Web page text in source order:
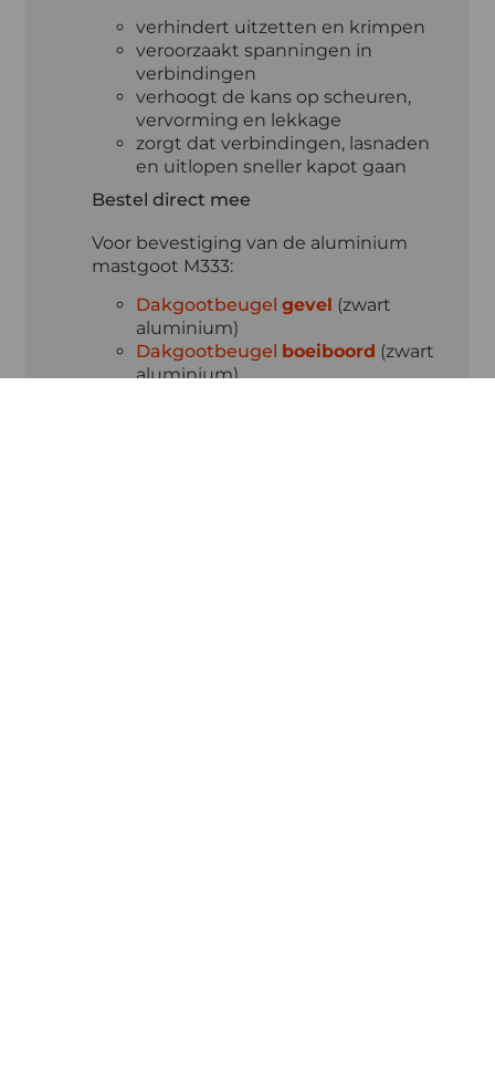
verhindert uitzetten en krimpen
veroorzaakt spanningen in
verbindingen
verhoogt de kans op scheuren,
vervorming en lekkage
zorgt dat verbindingen, lasnaden
en uitlopen sneller kapot gaan
Bestel direct mee
Voor bevestiging van de aluminium
mastgoot M333:
Dakgootbeugelgevel (zwart
aluminium)
Dakgootbeugel boeiboord (zwart
aluminium)